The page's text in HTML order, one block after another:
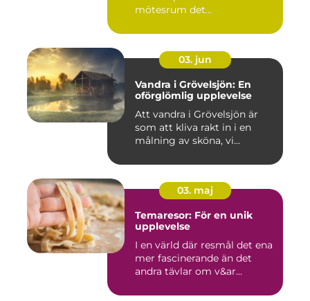
mötesrum det...
03. jun
Vandra i Grövelsjön: En
oförglömlig upplevelse
Att vandra i Grövelsjön är
som att kliva rakt in i en
målning av sköna, vi...
03. maj
Temaresor: För en unik
upplevelse
I en värld där resmål det ena
mer fascinerande än det
andra tävlar om v&ar...